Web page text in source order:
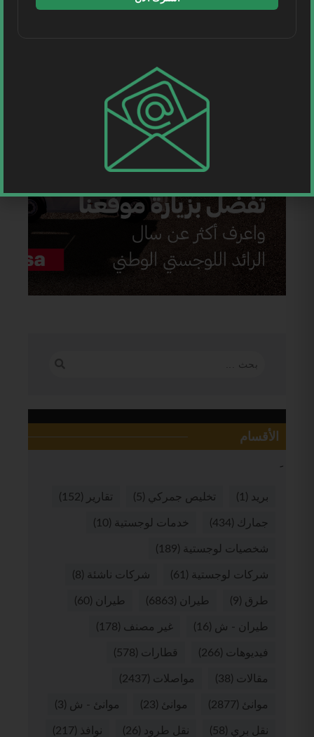
الأقسام
بريد (1) تخليص جمركي (5) تقارير (152)
جمارك (434) خدمات لوجستية (10)
شخصيات لوجستية (189)
شركات لوجستية (61) شركات ناشئة (8)
طرق (9) طيران (6863) طيران (60)
طيران - ش (16) غير مصنف (178)
فيديوهات (266) قطارات (578)
مقالات (38) مواصلات (2437)
موانئ (2877) موانئ (23) موانئ - ش (3)
نقل بري (58) نقل طرود (26) نوافذ (217)